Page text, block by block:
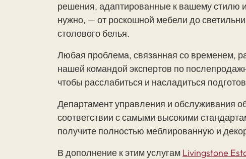
решения, адаптированные к вашему стилю
нужно, — от роскошной мебели до
столового белья.
Любая проблема, связанная со временем,
нашей командой экспертов по
чтобы расслабиться и насладиться
Департамент управления и обслуживания
соответствии с самыми высокими
получите полностью меблированную и
В дополнение к этим услугам Livingstone